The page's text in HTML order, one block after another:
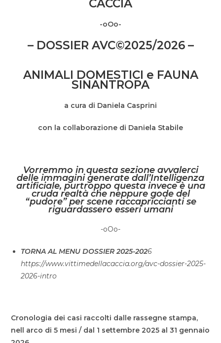
CACCIA
-oOo-
– DOSSIER AVC©2025/2026 –
ANIMALI DOMESTICI e FAUNA
SINANTROPA
a cura di Daniela Casprini
con la collaborazione di Daniela Stabile
Vorremmo in questa sezione avvalerci
delle immagini generate dall’Intelligenza
artificiale, purtroppo questa invece è una
cruda realtà che neppure gode del
“pudore” per scene raccapriccianti se
riguardassero esseri umani
-oOo-
TORNA AL MENU DOSSIER 2025-2026
https://www.vittimedellacaccia.org/avc-dossier-2025-
2026-intro
Cronologia dei casi raccolti dalle rassegne stampa,
nell arco di 5 mesi / dal 1 settembre 2025 al 31 gennaio